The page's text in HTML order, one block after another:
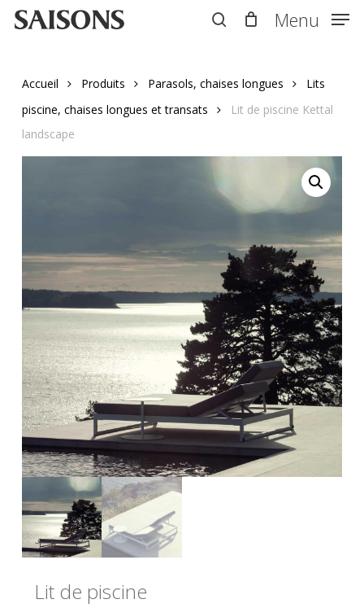
Skip
Menu
Accueil Produits Parasols, chaises longues
Lits
piscine, chaises longues et transats
Lit de piscine Kettal
landscape
Lit de piscine